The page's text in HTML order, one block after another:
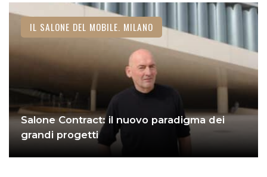
Salone Contract: il nuovo paradigma dei
grandi progetti
IL SALONE DEL MOBILE. MILANO